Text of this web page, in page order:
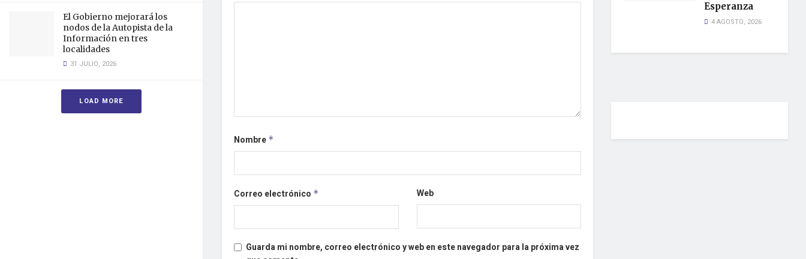
El Gobierno mejorará los
nodos de la Autopista de la
Información en tres
localidades
31 JULIO, 2026
LOAD MORE
Nombre *
Correo electrónico * Web
Guarda mi nombre, correo electrónico y web en este navegador para la próxima vez
Esperanza
4 AGOSTO, 2026